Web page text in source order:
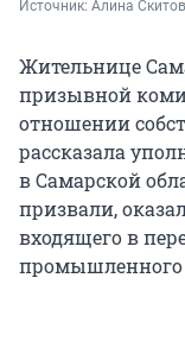
Источник: Алина
Жительнице
призывной
отношении
рассказала
в Самарской
призвали,
входящего в
промышленного